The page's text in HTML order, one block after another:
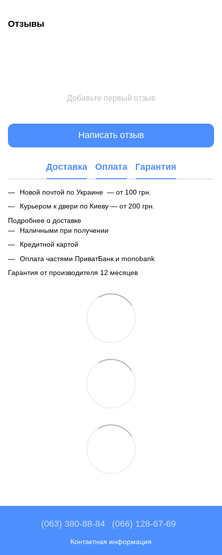
Отзывы
Добавьте первый отзыв
Написать отзыв
Доставка Оплата Гарантия
Новой почтой по Украине — от 100 грн.
Курьером к двери по Киеву — от 200 грн.
Подробнее о доставке
Наличными при получении
Кредитной картой
Оплата частями ПриватБанк и monobank
Гарантия от производителя 12 месяцев
(063) 380-88-84 (066) 128-67-69
Контактная информация